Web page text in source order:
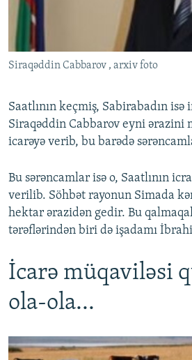
KARIKATURA
İSLAM VƏ DEMOKRATIYA
İZ - MƏDƏNIYYƏT PROQRAMI
PEŞƏ ETIKASI VƏ JURNALISTIKA
MATERIALLARIMIZDAN ISTIFADƏ
AZADLIQRADIOSU MOBIL TELEFONUNUZDA
XƏBƏR BÜLLETENLƏRIMIZ
BIZI IZLƏ
RFE/RL-in bütün saytları
Siraqəddin Cabbarov , arxiv foto
Saatlının keçmiş, Sabirabadın isə
Siraqəddin Cabbarov eyni ərazini
icarəyə verib, bu barədə
Bu sərəncamlar isə o, Saatlının
verilib. Söhbət rayonun Simada
hektar ərazidən gedir. Bu
tərəflərindən biri də işadamı
İcarə müqaviləsi
ola-ola...